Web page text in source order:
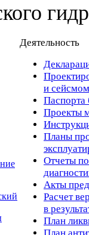
Деятельность
и
Паспорта
Проекты
Планы
Отчеты по
Акты
Расчет
в
План